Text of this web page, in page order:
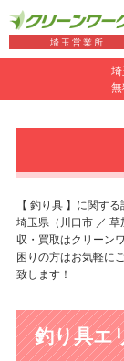
埼
無
埼玉営業所
【 釣り具 】に関す
埼玉県（川口市 ／
収・買取はクリーン
困りの方はお気軽に
致します！
釣り具エ